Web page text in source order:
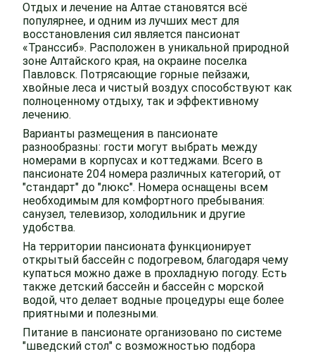
Отдых и лечение на Алтае становятся всё
популярнее, и одним из лучших мест для
восстановления сил является пансионат
«Транссиб». Расположен в уникальной природной
зоне Алтайского края, на окраине поселка
Павловск. Потрясающие горные пейзажи,
хвойные леса и чистый воздух способствуют как
полноценному отдыху, так и эффективному
лечению.
Варианты размещения в пансионате
разнообразны: гости могут выбрать между
номерами в корпусах и коттеджами. Всего в
пансионате 204 номера различных категорий, от
"стандарт" до "люкс". Номера оснащены всем
необходимым для комфортного пребывания:
санузел, телевизор, холодильник и другие
удобства.
На территории пансионата функционирует
открытый бассейн с подогревом, благодаря чему
купаться можно даже в прохладную погоду. Есть
также детский бассейн и бассейн с морской
водой, что делает водные процедуры еще более
приятными и полезными.
Питание в пансионате организовано по системе
"шведский стол" с возможностью подбора